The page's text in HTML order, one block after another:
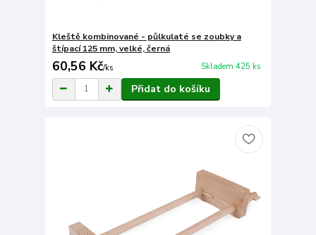
Kleště kombinované - půlkulaté se zoubky a
štípací 125 mm, velké, černá
60,56 Kč/ks Skladem 425 ks
Přidat do košíku